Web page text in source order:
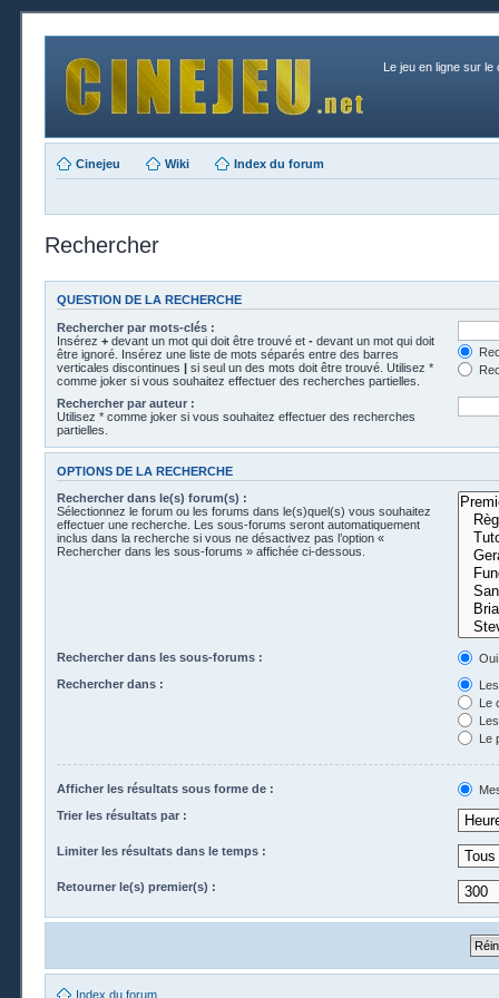
Le jeu en ligne sur le
Cinejeu Wiki Index du forum
Rechercher
QUESTION DE LA RECHERCHE
Rechercher par mots-clés :
Insérez + devant un mot qui doit être trouvé et - devant un mot qui doit
être ignoré. Insérez une liste de mots séparés entre des barres
verticales discontinues | si seul un des mots doit être trouvé. Utilisez *
comme joker si vous souhaitez effectuer des recherches partielles.
Rechercher par auteur :
Utilisez * comme joker si vous souhaitez effectuer des recherches
partielles.
OPTIONS DE LA RECHERCHE
Rechercher dans le(s) forum(s) :
Sélectionnez le forum ou les forums dans le(s)quel(s) vous souhaitez
effectuer une recherche. Les sous-forums seront automatiquement
inclus dans la recherche si vous ne désactivez pas l’option «
Rechercher dans les sous-forums » affichée ci-dessous.
Rechercher dans les sous-forums :
Oui
Rechercher dans :
Le
Le
Afficher les résultats sous forme de :
Trier les résultats par :
Limiter les résultats dans le temps :
Retourner le(s) premier(s) :
Index du forum